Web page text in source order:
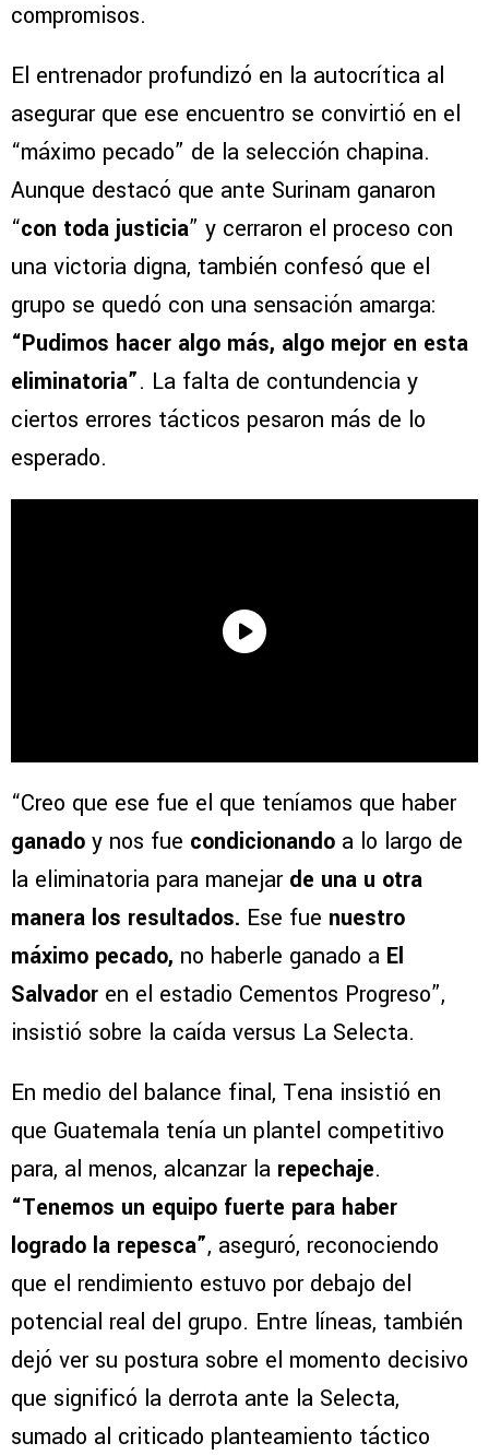
compromisos.
El entrenador profundizó en la autocrítica al
asegurar que ese encuentro se convirtió en el
“máximo pecado” de la selección chapina.
Aunque destacó que ante Surinam ganaron
“con toda justicia” y cerraron el proceso con
una victoria digna, también confesó que el
grupo se quedó con una sensación amarga:
“Pudimos hacer algo más, algo mejor en esta
eliminatoria”. La falta de contundencia y
ciertos errores tácticos pesaron más de lo
esperado.
“Creo que ese fue el que teníamos que haber
ganado y nos fue condicionando a lo largo de
la eliminatoria para manejar de una u otra
manera los resultados. Ese fue nuestro
máximo pecado, no haberle ganado a El
Salvador en el estadio Cementos Progreso”,
insistió sobre la caída versus La Selecta.
En medio del balance final, Tena insistió en
que Guatemala tenía un plantel competitivo
para, al menos, alcanzar la repechaje.
“Tenemos un equipo fuerte para haber
logrado la repesca”, aseguró, reconociendo
que el rendimiento estuvo por debajo del
potencial real del grupo. Entre líneas, también
dejó ver su postura sobre el momento decisivo
que significó la derrota ante la Selecta,
sumado al criticado planteamiento táctico